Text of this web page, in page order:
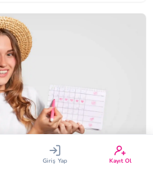
Gebe Sözlüğü
Giriş Yap Kayıt Ol